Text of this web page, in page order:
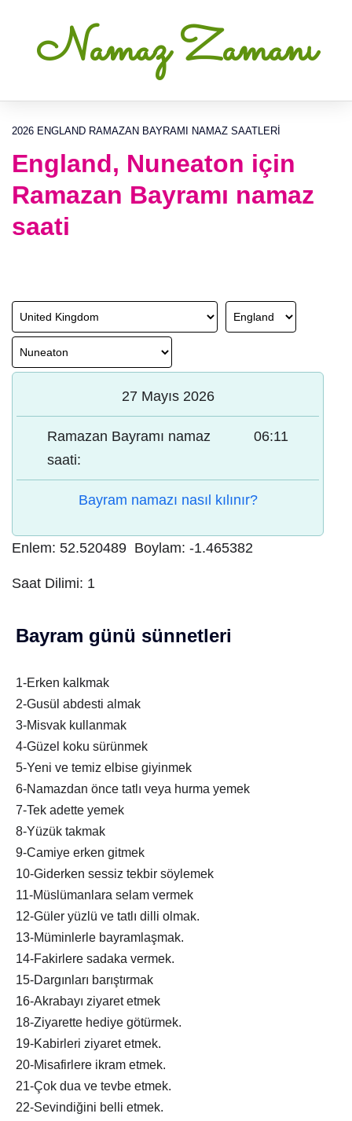
Namaz Zamanı
2026 ENGLAND RAMAZAN BAYRAMI NAMAZ SAATLERI
England, Nuneaton için
Ramazan Bayramı namaz
saati
27 Mayıs 2026
Ramazan Bayramı namaz
saati:
06:11
Bayram namazı nasıl kılınır?
Enlem: 52.520489 Boylam: -1.465382
Saat Dilimi: 1
Bayram günü sünnetleri
1-Erken kalkmak
2-Gusül abdesti almak
3-Misvak kullanmak
4-Güzel koku sürünmek
5-Yeni ve temiz elbise giyinmek
6-Namazdan önce tatlı veya hurma yemek
7-Tek adette yemek
8-Yüzük takmak
9-Camiye erken gitmek
10-Giderken sessiz tekbir söylemek
11-Müslümanlara selam vermek
12-Güler yüzlü ve tatlı dilli olmak.
13-Müminlerle bayramlaşmak.
14-Fakirlere sadaka vermek.
15-Dargınları barıştırmak
16-Akrabayı ziyaret etmek
18-Ziyarette hediye götürmek.
19-Kabirleri ziyaret etmek.
20-Misafirlere ikram etmek.
21-Çok dua ve tevbe etmek.
22-Sevindiğini belli etmek.